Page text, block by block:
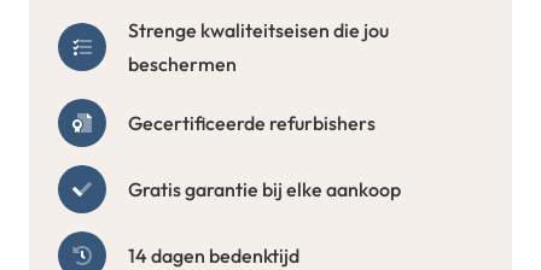
Strenge kwaliteitseisen die jou
beschermen
Gecertificeerde refurbishers
Gratis garantie bij elke aankoop
14 dagen bedenktijd